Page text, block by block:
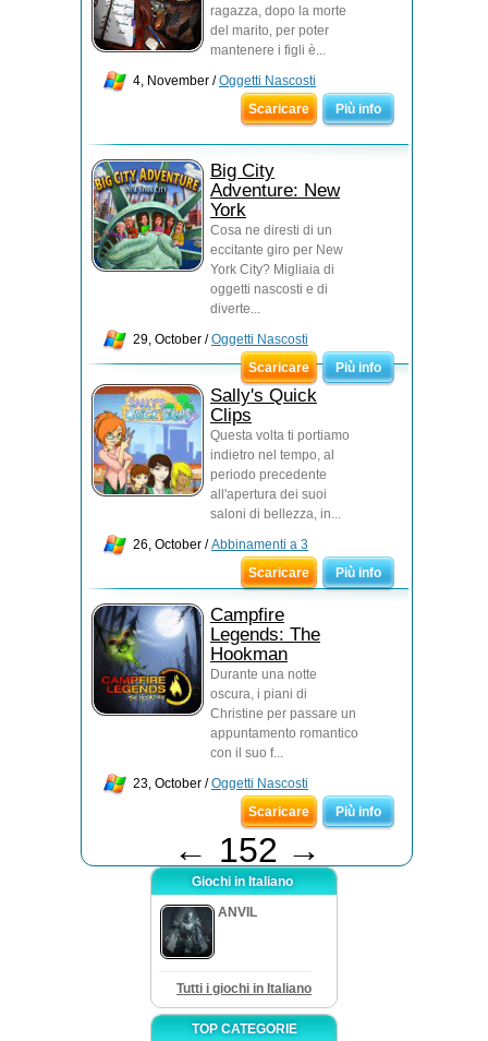
ragazza, dopo la morte
del marito, per poter
mantenere i figli è...
4, November /Oggetti Nascosti
Scaricare
Più info
Big City
Adventure: New
York
Cosa ne diresti di un
eccitante giro per New
York City? Migliaia di
oggetti nascosti e di
diverte...
29, October /Oggetti Nascosti
Scaricare
Più info
Sally's Quick
Clips
Questa volta ti portiamo
indietro nel tempo, al
periodo precedente
all'apertura dei suoi
saloni di bellezza, in...
26, October /Abbinamenti a 3
Scaricare
Più info
Campfire
Legends: The
Hookman
Durante una notte
oscura, i piani di
Christine per passare un
appuntamento romantico
con il suo f...
23, October /Oggetti Nascosti
Scaricare
Più info
← 152 →
Giochi in Italiano
ANVIL
Tutti i giochi in Italiano
TOP CATEGORIE